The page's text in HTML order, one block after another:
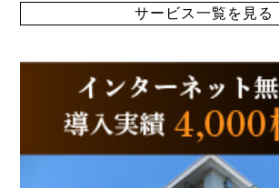
サービス一覧を見る